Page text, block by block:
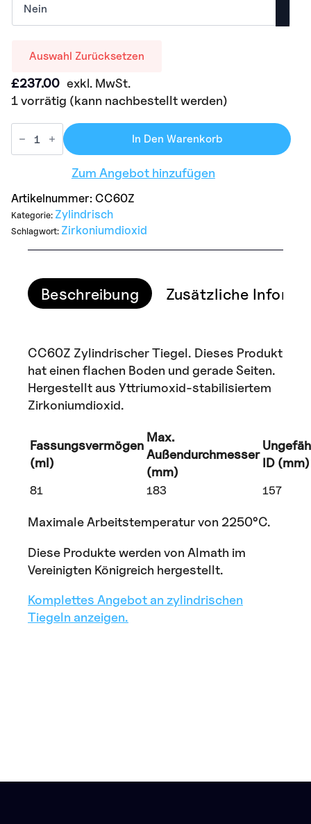
Auswahl Zurücksetzen
£237.00 exkl. MwSt.
1 vorrätig (kann nachbestellt werden)
In Den Warenkorb
Zum Angebot hinzufügen
Artikelnummer: CC60Z
Kategorie: Zylindrisch
Schlagwort: Zirkoniumdioxid
Beschreibung Zusätzliche
CC60Z Zylindrischer Tiegel. Dieses Produkt
hat einen flachen Boden und gerade Seiten.
Hergestellt aus Yttriumoxid-stabilisiertem
Zirkoniumdioxid.
Fassungsvermögen
(ml)
Max.
Außendurchmesser
(mm)
ID (mm)
81 183 157
Maximale Arbeitstemperatur von 2250°C.
Diese Produkte werden von Almath im
Vereinigten Königreich hergestellt.
Komplettes Angebot an zylindrischen
Tiegeln anzeigen.